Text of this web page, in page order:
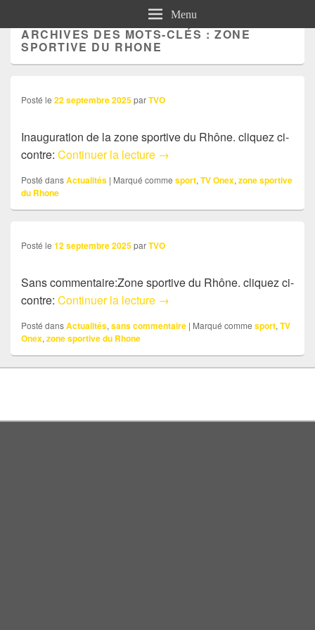
Menu
ARCHIVES DES MOTS-CLÉS :ZONE
SPORTIVE DU RHONE
Posté le 22 septembre 2025parTVO
Inauguration de la zone sportive du Rhône. cliquez ci-
contre: Continuer la lecture Actu: inauguration de la zone
→
Posté dansActualités | Marqué comme sport, TV Onex, zone sportive
du Rhone
Posté le 12 septembre 2025parTVO
Sans commentaire:Zone sportive du Rhône. cliquez ci-
contre: Continuer la lecture Sans commentaire: Zone
→
Posté dansActualités, sans commentaire | Marqué comme sport, TV
Onex, zone sportive du Rhone